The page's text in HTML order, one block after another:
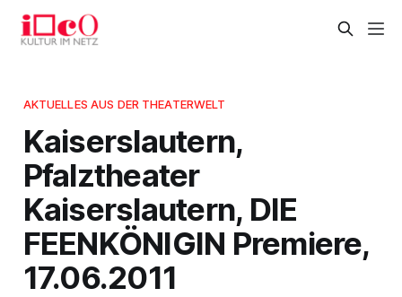
AKTUELLES AUS DER THEATERWELT
Kaiserslautern,
Pfalztheater
Kaiserslautern, DIE
FEENKÖNIGIN Premiere,
17.06.2011